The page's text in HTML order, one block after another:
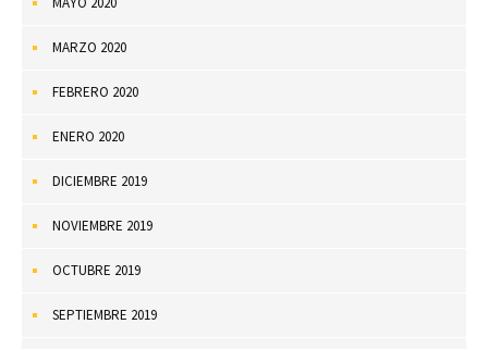
MARZO 2020
FEBRERO 2020
ENERO 2020
DICIEMBRE 2019
NOVIEMBRE 2019
OCTUBRE 2019
SEPTIEMBRE 2019